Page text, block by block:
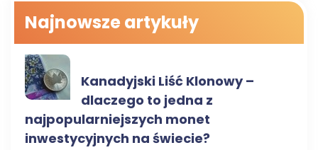
Najnowsze artykuły
Kanadyjski Liść Klonowy –
dlaczego to jedna z
najpopularniejszych monet
inwestycyjnych na świecie?